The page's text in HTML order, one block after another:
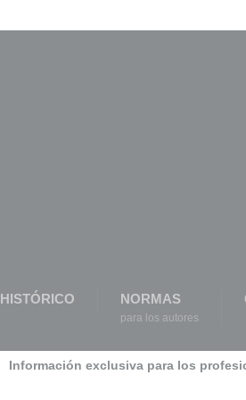
HISTÓRICO NORMAS
para los autores
Información exclusiva para los